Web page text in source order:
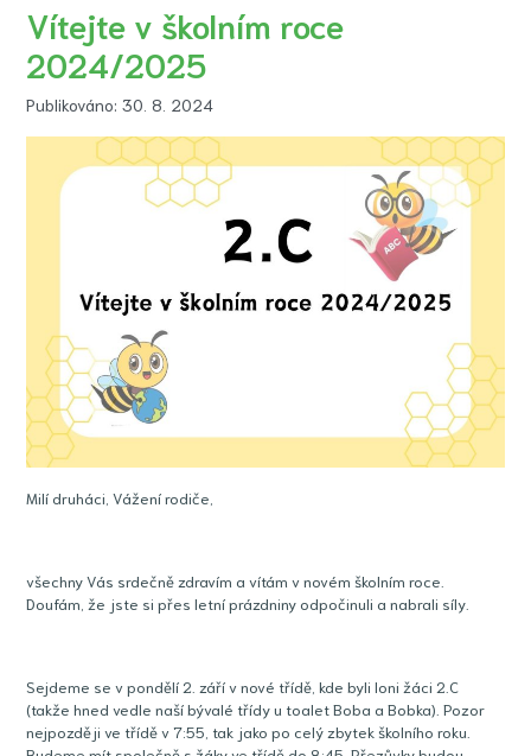
Vítejte v školním roce
2024/2025
Publikováno: 30. 8. 2024
Milí druháci, Vážení rodiče,
všechny Vás srdečně zdravím a vítám v novém školním roce.
Doufám, že jste si přes letní prázdniny odpočinuli a nabrali síly.
Sejdeme se v pondělí 2. září v nové třídě, kde byli loni žáci 2.C
(takže hned vedle naší bývalé třídy u toalet Boba a Bobka). Pozor
nejpozději ve třídě v 7:55, tak jako po celý zbytek školního roku.